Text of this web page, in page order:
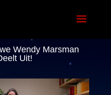
Wendy Marsman
Uit!